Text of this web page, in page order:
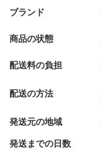
ブランド
商品の状態
配送料の負担
配送の方法
発送元の地域
発送までの日数